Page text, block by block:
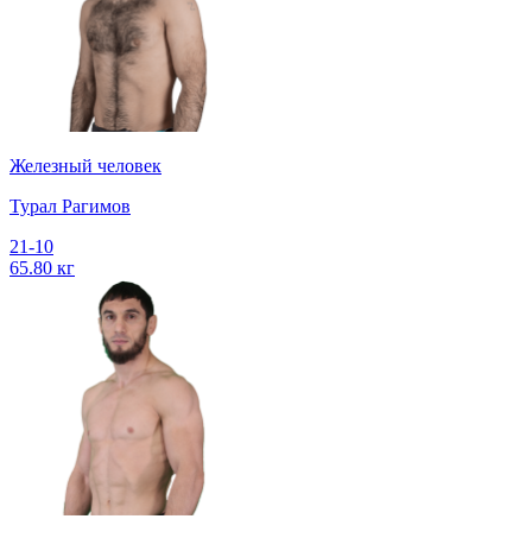
Железный человек
Турал Рагимов
21-10
65.80 кг